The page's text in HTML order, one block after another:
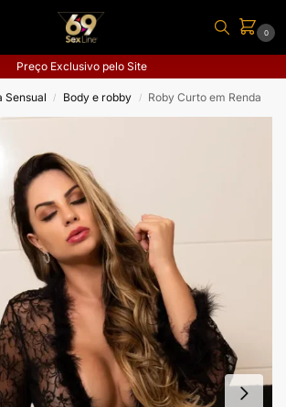
0
Preço Exclusivo pelo Site
Sensual / Body e robby / Roby Curto em Renda